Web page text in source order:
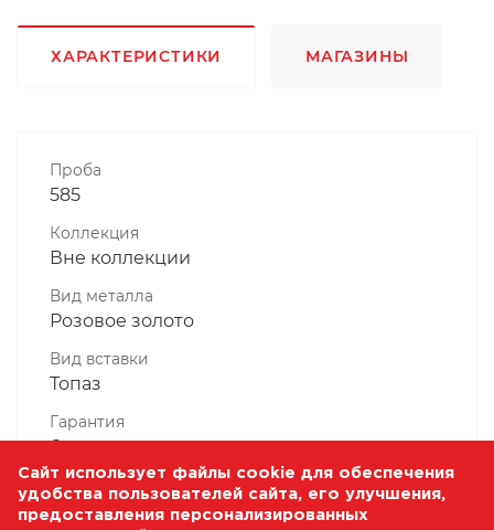
ХАРАКТЕРИСТИКИ МАГАЗИНЫ
Проба
585
Коллекция
Вне коллекции
Вид металла
Розовое золото
Вид вставки
Топаз
Гарантия
6 месяцев
Комплектность, шт
1 Штука
Сайт использует файлы cookie для обеспечения
удобства пользователей сайта, его улучшения,
предоставления персонализированных